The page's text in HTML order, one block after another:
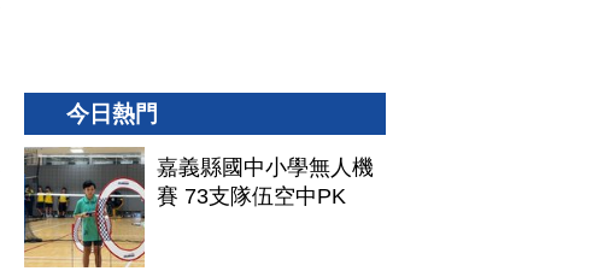
今日熱門
嘉義縣國中小學無人機
賽 73支隊伍空中PK